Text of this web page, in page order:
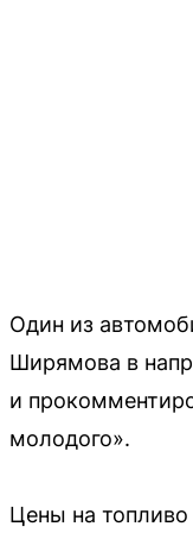
Один из
Ширямова в
и
молодого».
Цены на топливо